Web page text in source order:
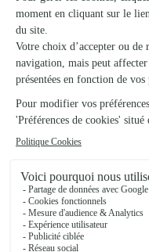
Aux Mille Roses
St Gaudens
★★★★★4.7 (85)